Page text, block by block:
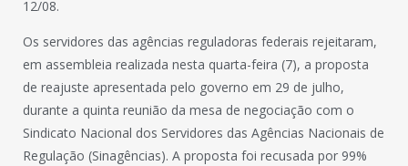
12/08.
Os servidores das agências reguladoras federais rejeitaram,
em assembleia realizada nesta quarta-feira (7), a proposta
de reajuste apresentada pelo governo em 29 de julho,
durante a quinta reunião da mesa de negociação com o
Sindicato Nacional dos Servidores das Agências Nacionais de
Regulação (Sinagências). A proposta foi recusada por 99%